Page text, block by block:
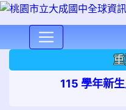
115 學年新